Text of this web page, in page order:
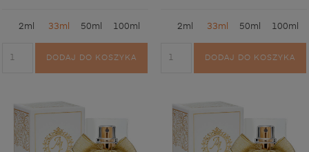
2ml 33ml 50ml 100ml
DODAJ DO KOSZYKA
2ml 33ml 50ml 100ml
DODAJ DO KOSZYKA